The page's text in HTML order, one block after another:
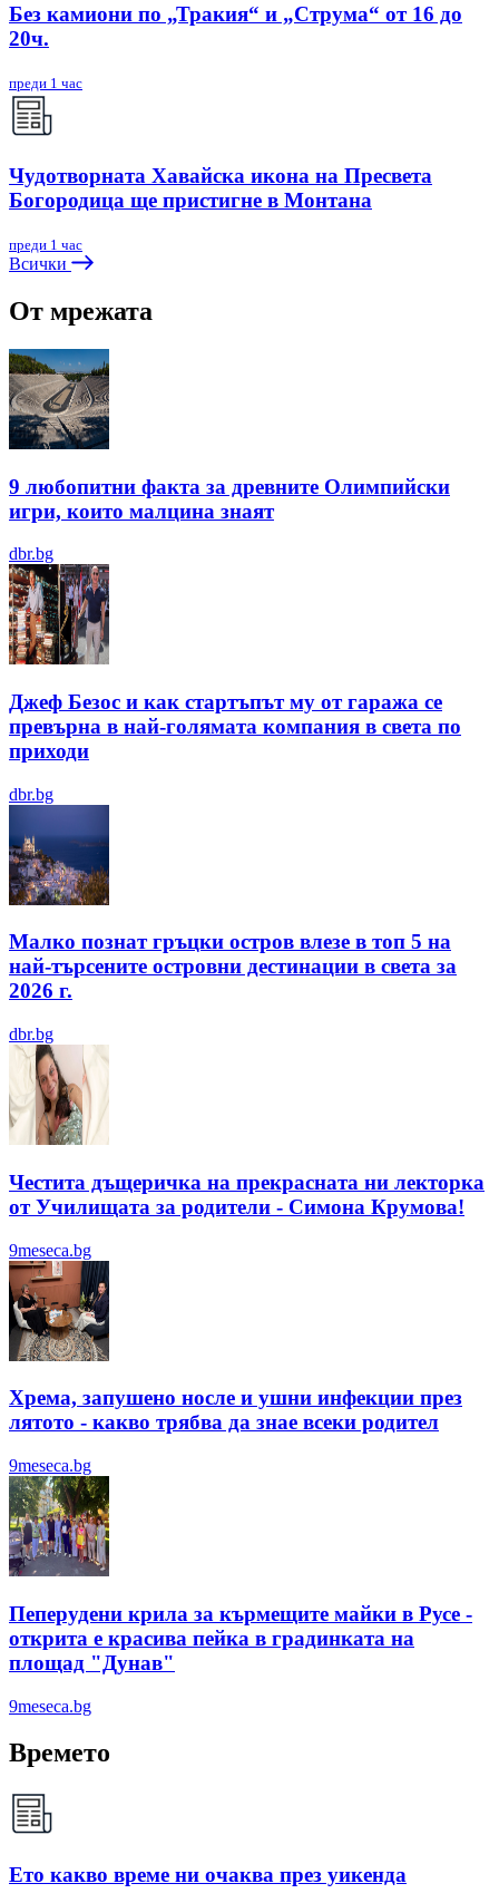
Без камиони по „Тракия“ и „Струма“ от 16 до
20ч.
преди 1 час
Чудотворната Хавайска икона на Пресвета
Богородица ще пристигне в Монтана
преди 1 час
Всички
От мрежата
9 любопитни факта за древните Олимпийски
игри, които малцина знаят
dbr.bg
Джеф Безос и как стартъпът му от гаража се
превърна в най-голямата компания в света по
приходи
dbr.bg
Малко познат гръцки остров влезе в топ 5 на
най-търсените островни дестинации в света за
2026 г.
dbr.bg
Честита дъщеричка на прекрасната ни лекторка
от Училищата за родители - Симона Крумова!
9meseca.bg
Хрема, запушено носле и ушни инфекции през
лятотo - какво трябва да знае всеки родител
9meseca.bg
Пеперудени крила за кърмещите майки в Русе -
открита е красива пейка в градинката на
площад "Дунав"
9meseca.bg
Времето
Ето какво време ни очаква през уикенда